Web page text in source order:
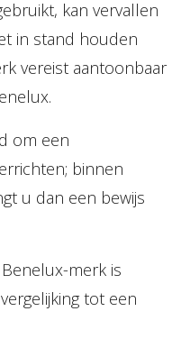
kan vervallen
in stand houden
vereist aantoonbaar
om een
binnen
u dan een bewijs
merk is
tot een